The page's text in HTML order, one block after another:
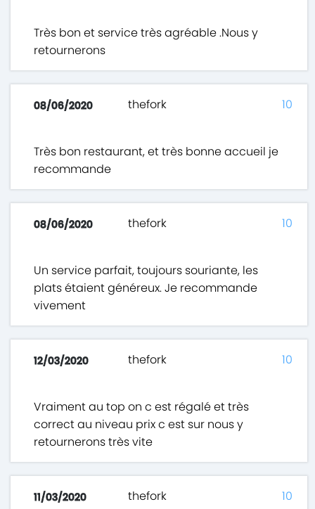
Très bon et service très agréable .Nous y
retournerons
08/06/2020 thefork
Très bon restaurant, et très bonne accueil je
recommande
10
08/06/2020 thefork
Un service parfait, toujours souriante, les
plats étaient généreux. Je recommande
vivement
10
12/03/2020 thefork
Vraiment au top on c est régalé et très
correct au niveau prix c est sur nous y
retournerons très vite
10
11/03/2020 thefork 10